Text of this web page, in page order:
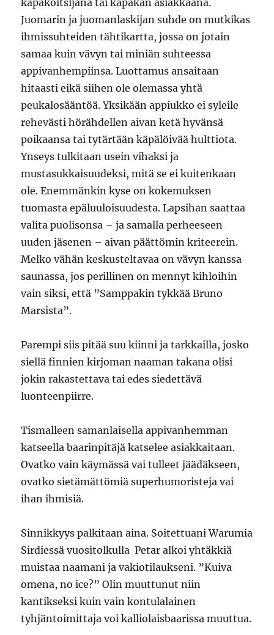
kapakoitsijana tai kapakan asiakkaana.
Juomarin ja juomanlaskijan suhde on mutkikas
ihmissuhteiden tähtikartta, jossa on jotain
samaa kuin vävyn tai miniän suhteessa
appivanhempiinsa. Luottamus ansaitaan
hitaasti eikä siihen ole olemassa yhtä
peukalosääntöä. Yksikään appiukko ei syleile
rehevästi hörähdellen aivan ketä hyvänsä
poikaansa tai tytärtään käpälöivää hulttiota.
Ynseys tulkitaan usein vihaksi ja
mustasukkaisuudeksi, mitä se ei kuitenkaan
ole. Enemmänkin kyse on kokemuksen
tuomasta epäluuloisuudesta. Lapsihan saattaa
valita puolisonsa – ja samalla perheeseen
uuden jäsenen – aivan päättömin kriteerein.
Melko vähän keskusteltavaa on vävyn kanssa
saunassa, jos perillinen on mennyt kihloihin
vain siksi, että ”Samppakin tykkää Bruno
Marsista”.
Parempi siis pitää suu kiinni ja tarkkailla, josko
siellä finnien kirjoman naaman takana olisi
jokin rakastettava tai edes siedettävä
luonteenpiirre.
Tismalleen samanlaisella appivanhemman
katseella baarinpitäjä katselee asiakkaitaan.
Ovatko vain käymässä vai tulleet jäädäkseen,
ovatko sietämättömiä superhumoristeja vai
ihan ihmisiä.
Sinnikkyys palkitaan aina. Soitettuani Warumia
Sirdiessä vuositolkulla Petar alkoi yhtäkkiä
muistaa naamani ja vakiotilaukseni. ”Kuiva
omena, no ice?” Olin muuttunut niin
kantikseksi kuin vain kontulalainen
tyhjäntoimittaja voi kalliolaisbaarissa muuttua.